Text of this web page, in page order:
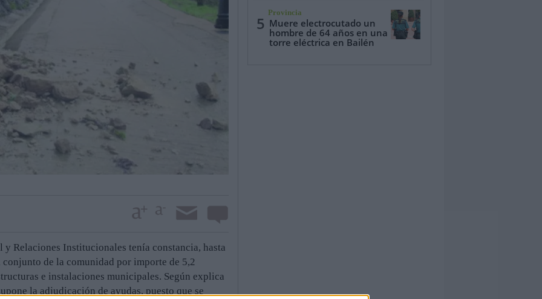
Relaciones Institucionales tenía constancia, hasta
de la comunidad por importe de 5,2
e instalaciones municipales. Según explica
la adjudicación de ayudas, puesto que se
5
Provincia
Muere electrocutado un
hombre de 64 años en una
torre eléctrica en Bailén